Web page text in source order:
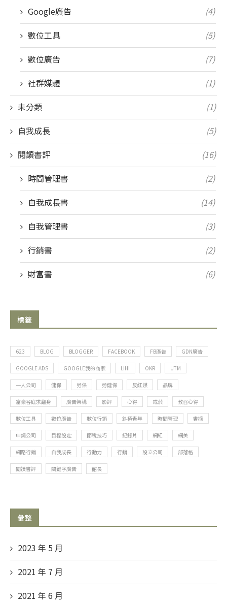
Google廣告
(4)
數位工具
(5)
數位廣告
(7)
社群媒體
(1)
未分類
(1)
自我成長
(5)
閱讀書評
(16)
時間管理書
(2)
自我成長書
(14)
自我管理書
(3)
行銷書
(2)
財富書
(6)
標籤
623 BLOG BLOGGER FACEBOOK FB廣告 GDN廣告
GOOGLE ADS GOOGLE我的商家 LIHI OKR UTM
一人公司 健保 勞保 勞健保 反紅媒 品牌
富豪谷底求翻身 廣告架構 影評 心得 戒菸 教召心得
數位工具 數位廣告 數位行銷 斜槓青年 時間管理 書摘
申請公司 目標設定 節稅技巧 紀錄片 網紅 網美
網路行銷 自我成長 行動力 行銷 設立公司 部落格
閱讀書評 關鍵字廣告 館長
彙整
2023 年 5 月
2021 年 7 月
2021 年 6 月